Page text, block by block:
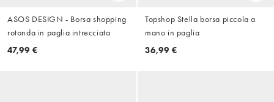
ASOS DESIGN - Borsa shopping
rotonda in paglia intrecciata
47,99 €
Topshop Stella borsa piccola a
mano in paglia
36,99 €